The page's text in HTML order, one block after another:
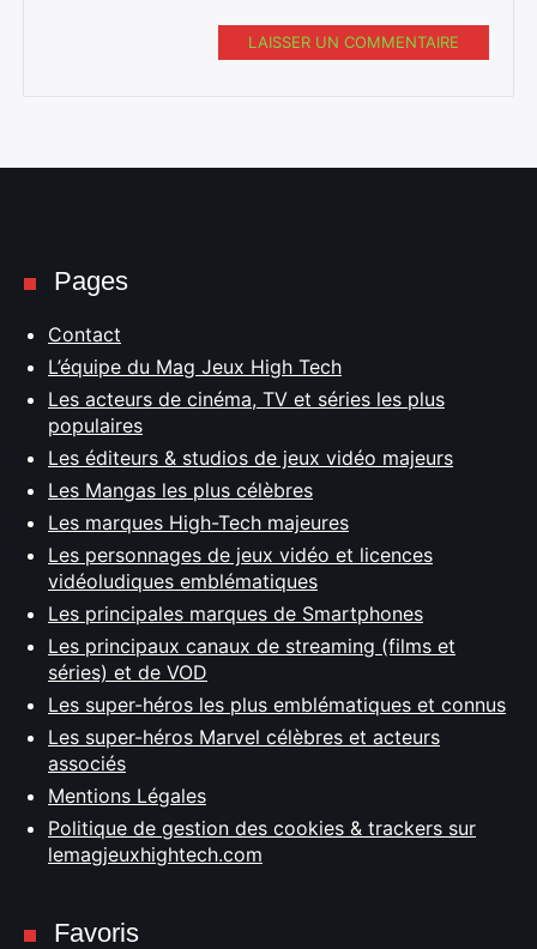
LAISSER UN COMMENTAIRE
Pages
Contact
L’équipe du Mag Jeux High Tech
Les acteurs de cinéma, TV et séries les plus
populaires
Les éditeurs & studios de jeux vidéo majeurs
Les Mangas les plus célèbres
Les marques High-Tech majeures
Les personnages de jeux vidéo et licences
vidéoludiques emblématiques
Les principales marques de Smartphones
Les principaux canaux de streaming (films et
séries) et de VOD
Les super-héros les plus emblématiques et connus
Les super-héros Marvel célèbres et acteurs
associés
Mentions Légales
Politique de gestion des cookies & trackers sur
lemagjeuxhightech.com
Favoris
Rechercher